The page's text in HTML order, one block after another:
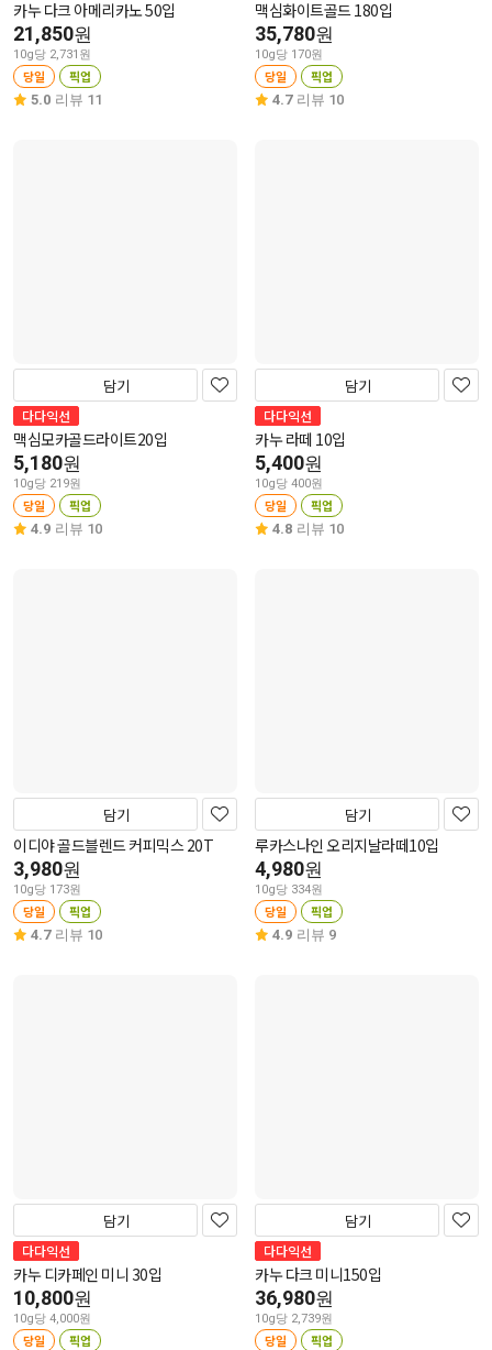
카누 다크 아메리카노 50입
21,850원
10g당 2,731원
당일 픽업
5.0 리뷰 11
맥심화이트골드 180입
35,780원
10g당 170원
당일 픽업
4.7 리뷰 10
담기
다다익선
맥심모카골드라이트20입
5,180원
10g당 219원
당일 픽업
4.9 리뷰 10
담기
다다익선
카누 라떼 10입
5,400원
10g당 400원
당일 픽업
4.8 리뷰 10
담기
이디야 골드블렌드 커피믹스 20T
3,980원
10g당 173원
당일 픽업
4.7 리뷰 10
담기
루카스나인 오리지날라떼10입
4,980원
10g당 334원
당일 픽업
4.9 리뷰 9
담기
다다익선
카누 디카페인 미니 30입
10,800원
10g당 4,000원
당일 픽업
담기
다다익선
카누 다크 미니150입
36,980원
10g당 2,739원
당일 픽업